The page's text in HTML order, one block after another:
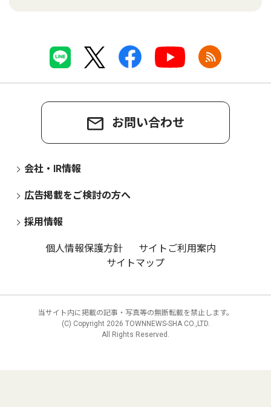
お問い合わせ
会社・IR情報
広告掲載をご検討の方へ
採用情報
個人情報保護方針
サイトご利用案内
サイトマップ
当サイト内に掲載の記事・写真等の無断転載を禁止します。
(C) Copyright 2026 TOWNNEWS-SHA CO.,LTD.
All Rights Reserved.